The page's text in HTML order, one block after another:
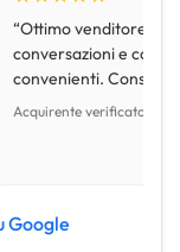
“Ottimo venditore,
conversazioni e con
convenienti.
Acquirente verificato •
Google